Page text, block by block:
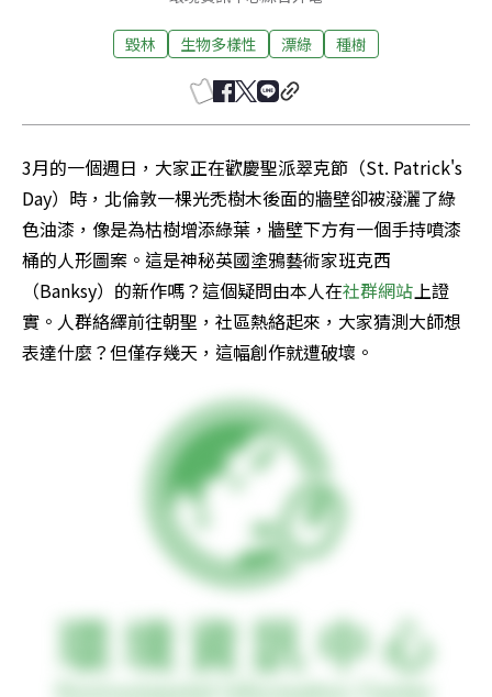
毀林 生物多樣性 漂綠 種樹
3月的一個週日，大家正在歡慶聖派翠克節（St. Patrick's
Day）時，北倫敦一棵光禿樹木後面的牆壁卻被潑灑了綠
色油漆，像是為枯樹增添綠葉，牆壁下方有一個手持噴漆
桶的人形圖案。這是神秘英國塗鴉藝術家班克西
（Banksy）的新作嗎？這個疑問由本人在社群網站上證
實。人群絡繹前往朝聖，社區熱絡起來，大家猜測大師想
表達什麼？但僅存幾天，這幅創作就遭破壞。